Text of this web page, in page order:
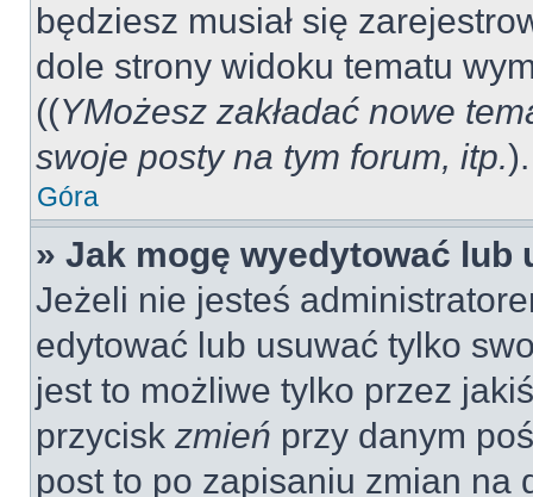
będziesz musiał się
dole strony widoku tematu
((YMożesz zakładać nowe
swoje posty na tym forum, itp.).
Góra
» Jak mogę wyedytować lub
Jeżeli nie jesteś
edytować lub usuwać tylko
jest to możliwe tylko przez
przycisk zmień przy danym
post to po zapisaniu zmian na